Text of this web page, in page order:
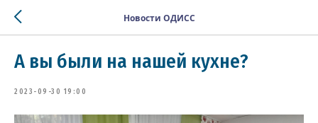
Новости ОДИСС
А вы были на нашей кухне?
2023-09-30 19:00